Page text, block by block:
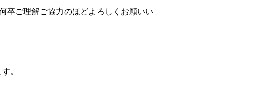
卒ご理解ご協力のほどよろしくお願いい
。